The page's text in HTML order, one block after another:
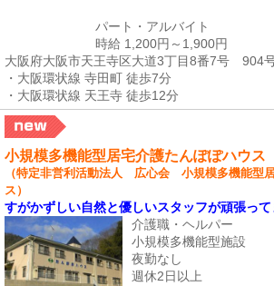
パート・アルバイト
時給 1,200円～1,900円
大阪府大阪市天王寺区大道3丁目8番7号 904
・大阪環状線 寺田町 徒歩7分
・大阪環状線 天王寺 徒歩12分
小規模多機能型居宅介護たんぽぽハウス
（特定非営利活動法人 広心会 小規模多機能型
ス）
すがかずしい自然と優しいスタッフが頑張っ
介護職・ヘルパー
小規模多機能型施設
夜勤なし
週休2日以上